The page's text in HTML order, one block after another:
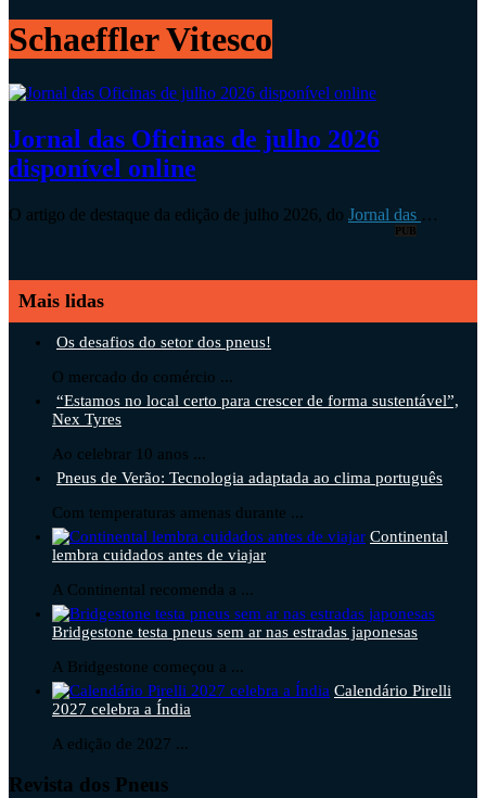
Schaeffler Vitesco
Jornal das Oficinas de julho 2026
disponível online
O artigo de destaque da edição de julho 2026, do Jornal das …
PUB
Mais lidas
Os desafios do setor dos pneus!
O mercado do comércio ...
“Estamos no local certo para crescer de forma sustentável”,
Nex Tyres
Ao celebrar 10 anos ...
Pneus de Verão: Tecnologia adaptada ao clima português
Com temperaturas amenas durante ...
Continental
lembra cuidados antes de viajar
A Continental recomenda a ...
Bridgestone testa pneus sem ar nas estradas japonesas
A Bridgestone começou a ...
Calendário Pirelli
2027 celebra a Índia
A edição de 2027 ...
Revista dos Pneus